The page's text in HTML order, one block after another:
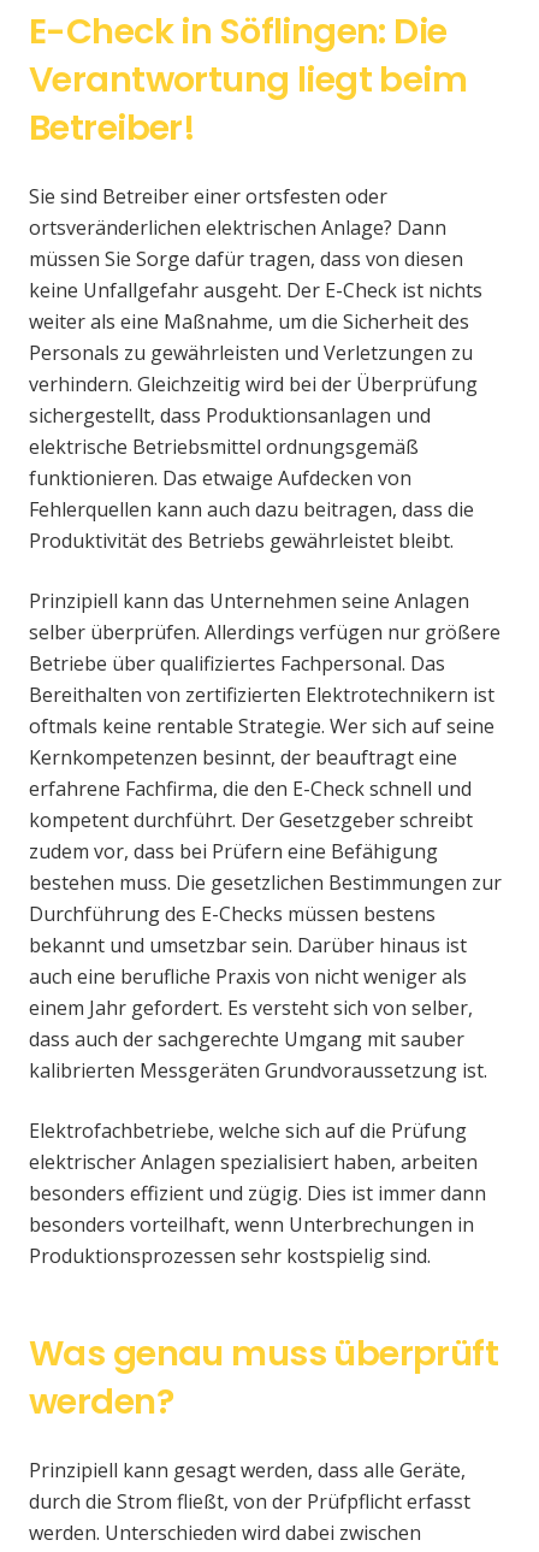
E-Check in Söflingen: Die
Verantwortung liegt beim
Betreiber!
Sie sind Betreiber einer ortsfesten oder
ortsveränderlichen elektrischen Anlage? Dann
müssen Sie Sorge dafür tragen, dass von diesen
keine Unfallgefahr ausgeht. Der E-Check ist nichts
weiter als eine Maßnahme, um die Sicherheit des
Personals zu gewährleisten und Verletzungen zu
verhindern. Gleichzeitig wird bei der Überprüfung
sichergestellt, dass Produktionsanlagen und
elektrische Betriebsmittel ordnungsgemäß
funktionieren. Das etwaige Aufdecken von
Fehlerquellen kann auch dazu beitragen, dass die
Produktivität des Betriebs gewährleistet bleibt.
Prinzipiell kann das Unternehmen seine Anlagen
selber überprüfen. Allerdings verfügen nur größere
Betriebe über qualifiziertes Fachpersonal. Das
Bereithalten von zertifizierten Elektrotechnikern ist
oftmals keine rentable Strategie. Wer sich auf seine
Kernkompetenzen besinnt, der beauftragt eine
erfahrene Fachfirma, die den E-Check schnell und
kompetent durchführt. Der Gesetzgeber schreibt
zudem vor, dass bei Prüfern eine Befähigung
bestehen muss. Die gesetzlichen Bestimmungen zur
Durchführung des E-Checks müssen bestens
bekannt und umsetzbar sein. Darüber hinaus ist
auch eine berufliche Praxis von nicht weniger als
einem Jahr gefordert. Es versteht sich von selber,
dass auch der sachgerechte Umgang mit sauber
kalibrierten Messgeräten Grundvoraussetzung ist.
Elektrofachbetriebe, welche sich auf die Prüfung
elektrischer Anlagen spezialisiert haben, arbeiten
besonders effizient und zügig. Dies ist immer dann
besonders vorteilhaft, wenn Unterbrechungen in
Produktionsprozessen sehr kostspielig sind.
Was genau muss überprüft
werden?
Prinzipiell kann gesagt werden, dass alle Geräte,
durch die Strom fließt, von der Prüfpflicht erfasst
werden. Unterschieden wird dabei zwischen